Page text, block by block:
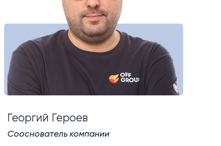
Георгий Героев
Сооснователь компании